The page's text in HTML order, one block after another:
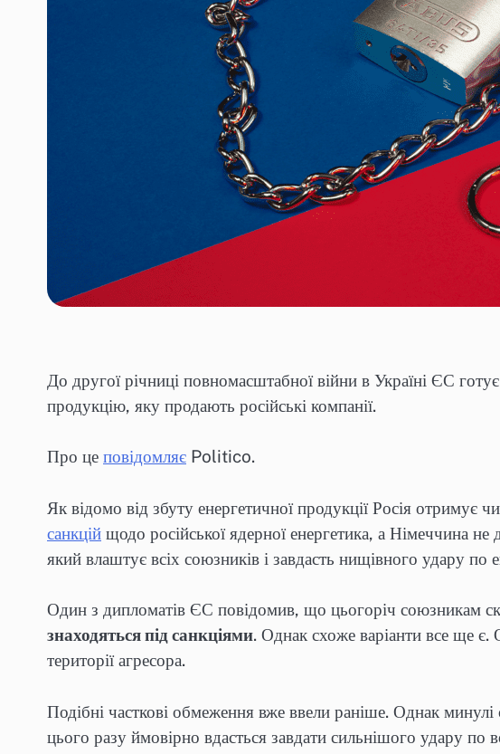
До другої річниці повномасштабної війни в Україні ЄС
продукцію, яку продають російські компанії.
Про це повідомляє Politico.
Як відомо від збуту енергетичної продукції Росія отримує
санкцій щодо російської ядерної енергетика, а Німеччина
який влаштує всіх союзників і завдасть нищівного удару по
Один з дипломатів ЄС повідомив, що цьогоріч союзникам
знаходяться під санкціями. Однак схоже варіанти все ще
території агресора.
Подібні часткові обмеження вже ввели раніше. Однак минулі
цього разу ймовірно вдасться завдати сильнішого удару по